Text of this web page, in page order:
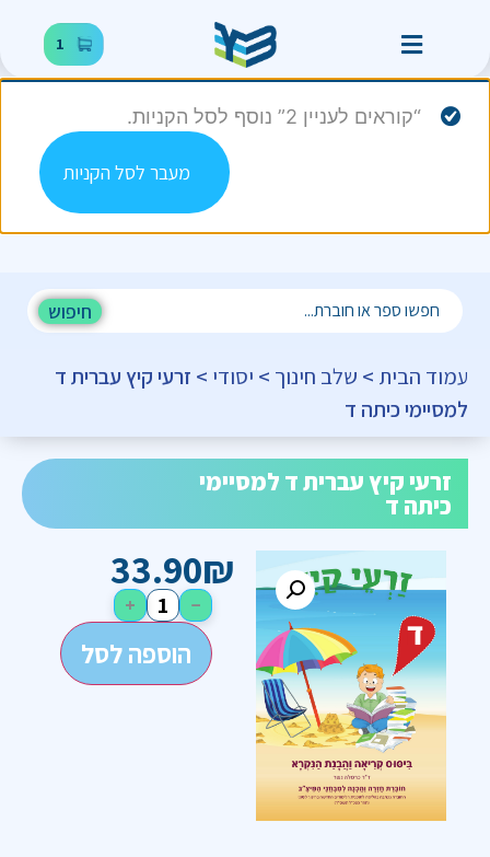
1
“קוראים לעניין 2” נוסף לסל הקניות.
מעבר לסל הקניות
חיפוש
עמוד הבית > שלב חינוך > יסודי > זרעי קיץ עברית ד
למסיימי כיתה ד
זרעי קיץ עברית ד למסיימי
כיתה ד
33.90₪
−
+
הוספה לסל